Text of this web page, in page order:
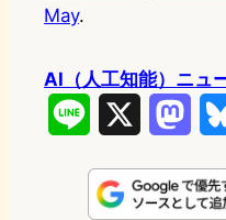
May.
AI（人工知能）ニュ
n
s